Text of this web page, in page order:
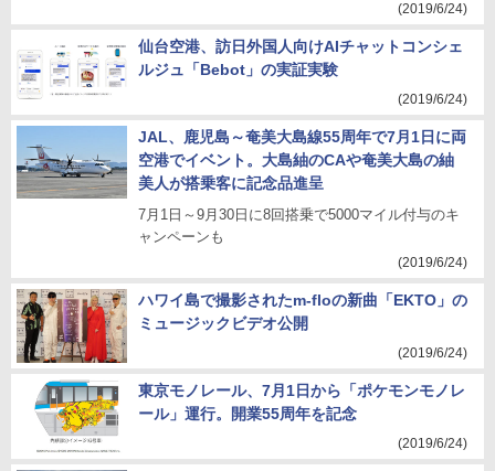
(2019/6/24)
仙台空港、訪日外国人向けAIチャットコンシェ
ルジュ「Bebot」の実証実験
(2019/6/24)
JAL、鹿児島～奄美大島線55周年で7月1日に両
空港でイベント。大島紬のCAや奄美大島の紬
美人が搭乗客に記念品進呈
7月1日～9月30日に8回搭乗で5000マイル付与のキ
ャンペーンも
(2019/6/24)
ハワイ島で撮影されたm-floの新曲「EKTO」の
ミュージックビデオ公開
(2019/6/24)
東京モノレール、7月1日から「ポケモンモノレ
ール」運行。開業55周年を記念
(2019/6/24)